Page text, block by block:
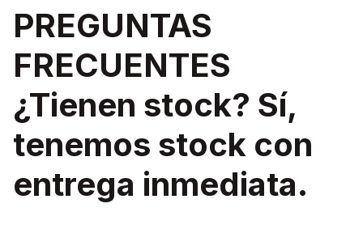
PREGUNTAS
FRECUENTES
¿Tienen stock? Sí,
tenemos stock con
entrega inmediata.